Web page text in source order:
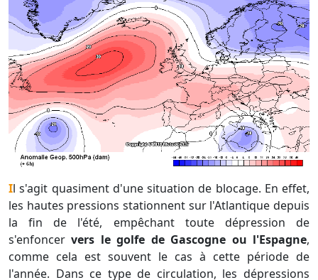
Il s'agit quasiment d'une situation de blocage. En effet,
les hautes pressions stationnent sur l'Atlantique depuis
la fin de l'été, empêchant toute dépression de
s'enfoncervers le golfe de Gascogne ou l'Espagne,
comme cela est souvent le cas à cette période de
l'année. Dans ce type de circulation, les dépressions